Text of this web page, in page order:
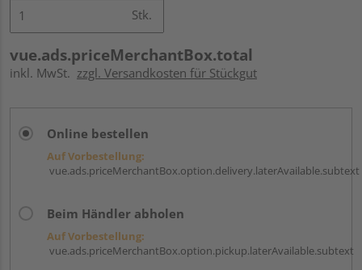
Stk.
vue.ads.priceMerchantBox.total
inkl. MwSt. zzgl. Versandkosten für Stückgut
Online bestellen
Auf Vorbestellung:
vue.ads.priceMerchantBox.option.delivery.laterAvailable.subtext
Beim Händler abholen
Auf Vorbestellung:
vue.ads.priceMerchantBox.option.pickup.laterAvailable.subtext